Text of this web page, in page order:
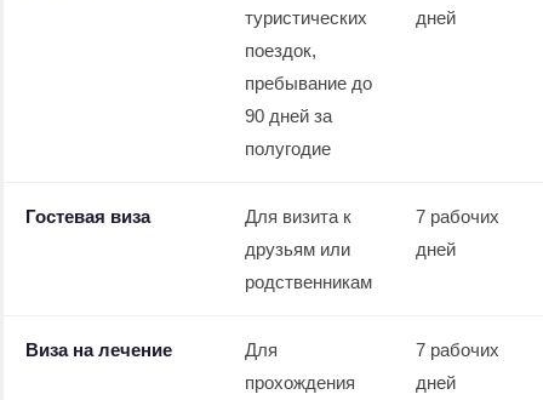
туристических
поездок,
пребывание до
90 дней за
полугодие
дней
Гостевая виза
Для визита к
друзьям или
родственникам
7 рабочих
дней
Виза на лечение
Для
прохождения
7 рабочих
дней